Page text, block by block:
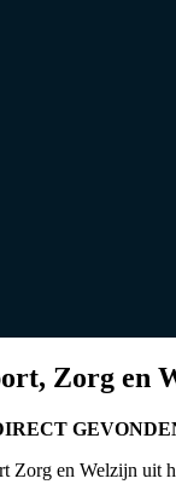
Zorg en
en Welzijn uit